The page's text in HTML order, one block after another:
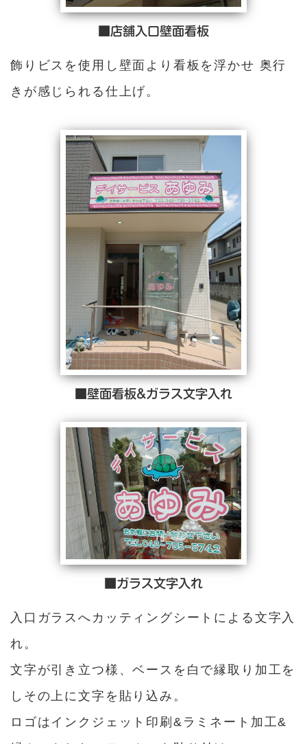
■店舗入口壁面看板
飾りビスを使用し壁面より看板を浮かせ 奥行
きが感じられる仕上げ。
■壁面看板&ガラス文字入れ
■ガラス文字入れ
入口ガラスへカッティングシートによる文字入
れ。
文字が引き立つ様、ベースを白で縁取り加工を
しその上に文字を貼り込み。
ロゴはインクジェット印刷&ラミネート加工&